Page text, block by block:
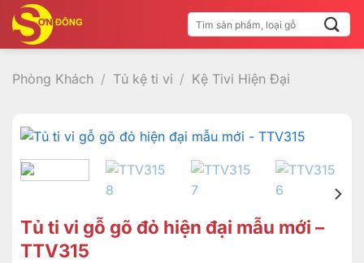
qua
nội
dung
Tìm
kiếm:
Phòng Khách / Tủ kệ ti vi / Kệ Tivi Hiện Đại
Tủ ti vi gỗ gõ đỏ hiện đại mẫu mới –
TTV315